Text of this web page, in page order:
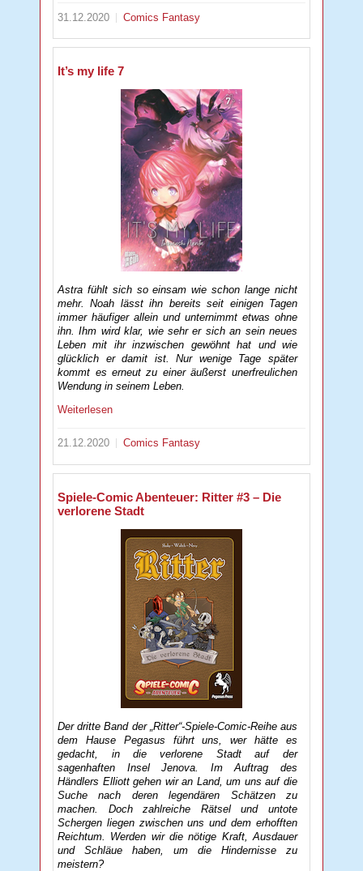
31.12.2020 Comics Fantasy
It’s my life 7
Astra fühlt sich so einsam wie schon lange nicht
mehr. Noah lässt ihn bereits seit einigen Tagen
immer häufiger allein und unternimmt etwas ohne
ihn. Ihm wird klar, wie sehr er sich an sein neues
Leben mit ihr inzwischen gewöhnt hat und wie
glücklich er damit ist. Nur wenige Tage später
kommt es erneut zu einer äußerst unerfreulichen
Wendung in seinem Leben.
Weiterlesen
21.12.2020 Comics Fantasy
Spiele-Comic Abenteuer: Ritter #3 – Die
verlorene Stadt
Der dritte Band der „Ritter“-Spiele-Comic-Reihe aus
dem Hause Pegasus führt uns, wer hätte es
gedacht, in die verlorene Stadt auf der
sagenhaften Insel Jenova. Im Auftrag des
Händlers Elliott gehen wir an Land, um uns auf die
Suche nach deren legendären Schätzen zu
machen. Doch zahlreiche Rätsel und untote
Schergen liegen zwischen uns und dem erhofften
Reichtum. Werden wir die nötige Kraft, Ausdauer
und Schläue haben, um die Hindernisse zu
meistern?